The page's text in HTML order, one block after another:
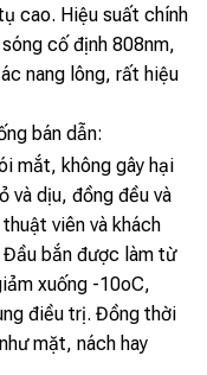
cao. Hiệu suất chính
cố định 808nm,
nang lông, rất hiệu
bán dẫn:
mắt, không gây hại
và dịu, đồng đều và
viên và khách
Đầu bắn được làm từ
xuống -10oC,
điều trị. Đồng thời
mặt, nách hay